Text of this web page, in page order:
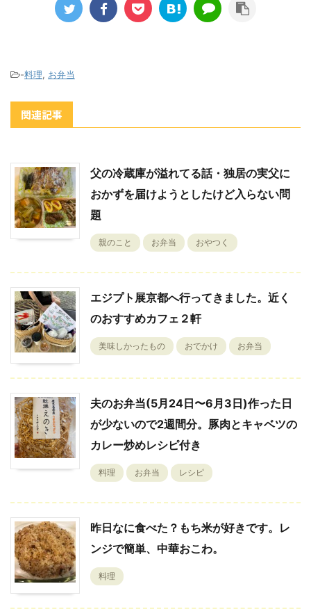
-料理, お弁当
関連記事
父の冷蔵庫が溢れてる話・独居の実父に
おかずを届けようとしたけど入らない問
題
親のこと お弁当 おやつく
エジプト展京都へ行ってきました。近く
のおすすめカフェ２軒
美味しかったもの おでかけ お弁当
夫のお弁当(5月24日〜6月3日)作った日
が少ないので2週間分。豚肉とキャベツの
カレー炒めレシピ付き
料理 お弁当 レシピ
昨日なに食べた？もち米が好きです。レ
ンジで簡単、中華おこわ。
料理